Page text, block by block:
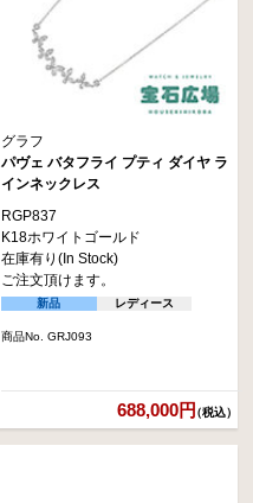
グラフ
パヴェ バタフライ プティ ダイヤ ラ
インネックレス
RGP837
K18ホワイトゴールド
在庫有り(In Stock)
ご注文頂けます。
新品 レディース
商品No. GRJ093
688,000円（税込）